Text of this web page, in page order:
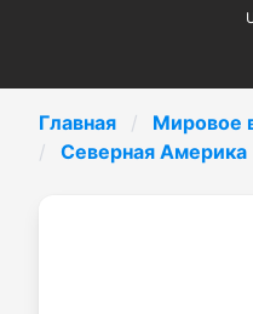
Главная
Мировое
Северная Америка